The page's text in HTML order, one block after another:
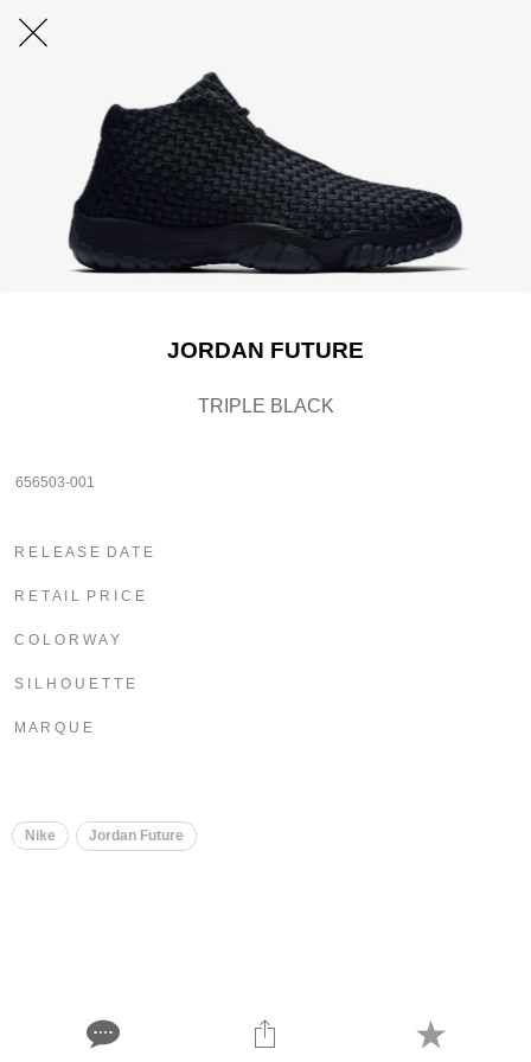
JORDAN FUTURE
TRIPLE BLACK
656503-001
R E L E A S E D A T E
R E T A I L P R I C E
C O L O R W A Y
S I L H O U E T T E
M A R Q U E
Nike Jordan Future